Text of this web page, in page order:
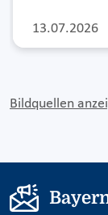
13.07.2026
Bildquellen